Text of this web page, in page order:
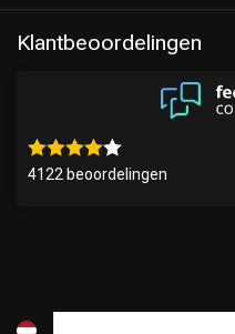
Klantbeoordelingen
4122 beoordelingen